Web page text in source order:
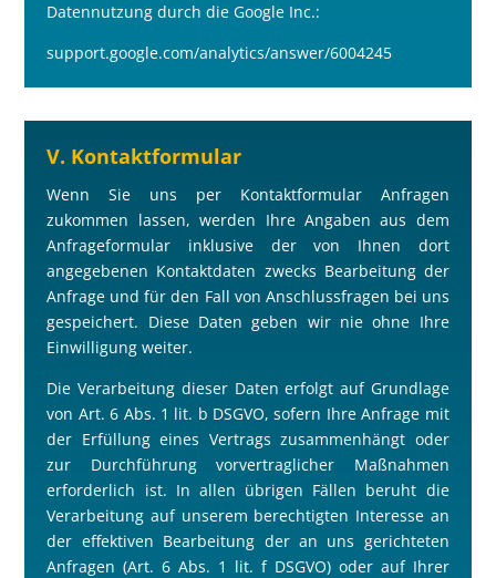
Datennutzung durch die Google Inc.:
support.google.com/analytics/answer/6004245
V. Kontaktformular
Wenn Sie uns per Kontaktformular Anfragen
zukommen lassen, werden Ihre Angaben aus dem
Anfrageformular inklusive der von Ihnen dort
angegebenen Kontaktdaten zwecks Bearbeitung der
Anfrage und für den Fall von Anschlussfragen bei uns
gespeichert. Diese Daten geben wir nie ohne Ihre
Einwilligung weiter.
Die Verarbeitung dieser Daten erfolgt auf Grundlage
von Art. 6 Abs. 1 lit. b DSGVO, sofern Ihre Anfrage mit
der Erfüllung eines Vertrags zusammenhängt oder
zur Durchführung vorvertraglicher Maßnahmen
erforderlich ist. In allen übrigen Fällen beruht die
Verarbeitung auf unserem berechtigten Interesse an
der effektiven Bearbeitung der an uns gerichteten
Anfragen (Art. 6 Abs. 1 lit. f DSGVO) oder auf Ihrer